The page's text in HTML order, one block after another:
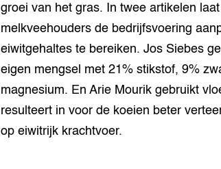
groei van het gras. In twee artikelen
melkveehouders de bedrijfsvoering
eiwitgehaltes te bereiken. Jos Siebes
eigen mengsel met 21% stikstof, 9%
magnesium. En Arie Mourik gebruikt
resulteert in voor de koeien beter
op eiwitrijk krachtvoer.